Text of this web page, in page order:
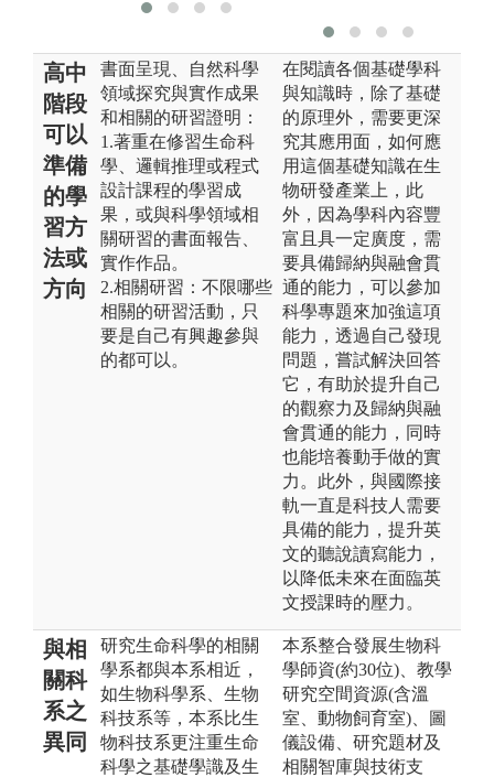
高中
階段
可以
準備
的學
習方
法或
方向
書面呈現、自然科學
領域探究與實作成果
和相關的研習證明：
1.著重在修習生命科
學、邏輯推理或程式
設計課程的學習成
果，或與科學領域相
關研習的書面報告、
實作作品。
2.相關研習：不限哪些
相關的研習活動，只
要是自己有興趣參與
的都可以。
在閱讀各個基礎學科
與知識時，除了基礎
的原理外，需要更深
究其應用面，如何應
用這個基礎知識在生
物研發產業上，此
外，因為學科內容豐
富且具一定廣度，需
要具備歸納與融會貫
通的能力，可以參加
科學專題來加強這項
能力，透過自己發現
問題，嘗試解決回答
它，有助於提升自己
的觀察力及歸納與融
會貫通的能力，同時
也能培養動手做的實
力。此外，與國際接
軌一直是科技人需要
具備的能力，提升英
文的聽說讀寫能力，
以降低未來在面臨英
文授課時的壓力。
與相
關科
系之
異同
研究生命科學的相關
學系都與本系相近，
如生物科學系、生物
科技系等，本系比生
物科技系更注重生命
科學之基礎學識及生
本系整合發展生物科
學師資(約30位)、教學
研究空間資源(含溫
室、動物飼育室)、圖
儀設備、研究題材及
相關智庫與技術支